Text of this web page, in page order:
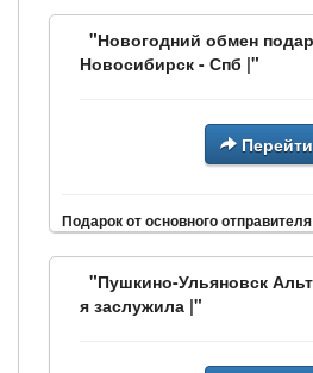
"Новогодний обмен
Новосибирск - Спб |"
Перейти
Подарок от основного отправителя
"Пушкино-Ульяновск
я заслужила |"